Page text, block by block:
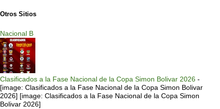
Otros Sitios
Nacional B
Clasificados a la Fase Nacional de la Copa Simon Bolivar 2026 -
[image: Clasificados a la Fase Nacional de la Copa Simon Bolivar
2026] [image: Clasificados a la Fase Nacional de la Copa Simon
Bolivar 2026]